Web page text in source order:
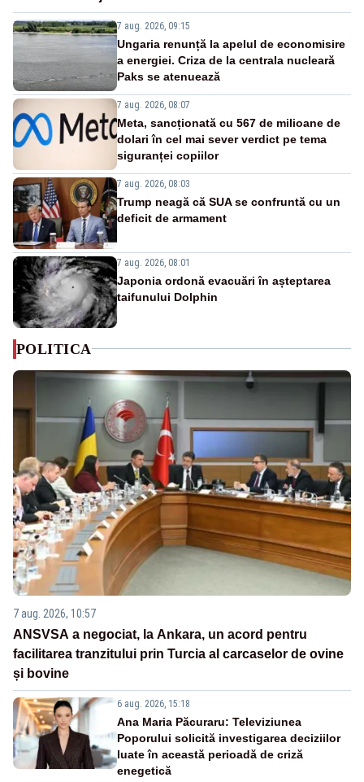
7 aug. 2026, 09:15
Ungaria renunță la apelul de economisire
a energiei. Criza de la centrala nucleară
Paks se atenuează
7 aug. 2026, 08:07
Meta, sancționată cu 567 de milioane de
dolari în cel mai sever verdict pe tema
siguranței copiilor
7 aug. 2026, 08:03
Trump neagă că SUA se confruntă cu un
deficit de armament
7 aug. 2026, 08:01
Japonia ordonă evacuări în așteptarea
taifunului Dolphin
POLITICA
7 aug. 2026, 10:57
ANSVSA a negociat, la Ankara, un acord pentru
facilitarea tranzitului prin Turcia al carcaselor de ovine
și bovine
6 aug. 2026, 15:18
Ana Maria Păcuraru: Televiziunea
Poporului solicită investigarea deciziilor
luate în această perioadă de criză
enegetică